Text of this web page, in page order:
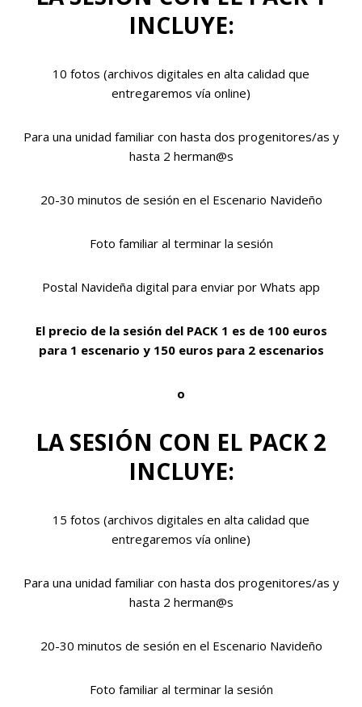
INCLUYE:
10 fotos (archivos digitales en alta calidad que
entregaremos vía online)
Para una unidad familiar con hasta dos progenitores/as y
hasta 2 herman@s
20-30 minutos de sesión en el Escenario Navideño
Foto familiar al terminar la sesión
Postal Navideña digital para enviar por Whats app
El precio de la sesión del PACK 1 es de 100 euros
para 1 escenario y 150 euros para 2 escenarios
o
LA SESIÓN CON EL PACK 2
INCLUYE:
15 fotos (archivos digitales en alta calidad que
entregaremos vía online)
Para una unidad familiar con hasta dos progenitores/as y
hasta 2 herman@s
20-30 minutos de sesión en el Escenario Navideño
Foto familiar al terminar la sesión